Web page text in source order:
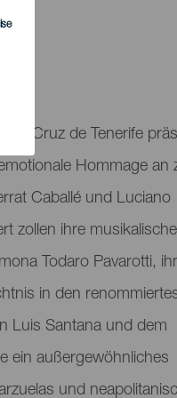
Cruz de Tenerife
Hommage an
Caballé und Luciano
zollen ihre
Todaro Pavarotti,
in den
Luis Santana und dem
ein außergewöhnliches
und